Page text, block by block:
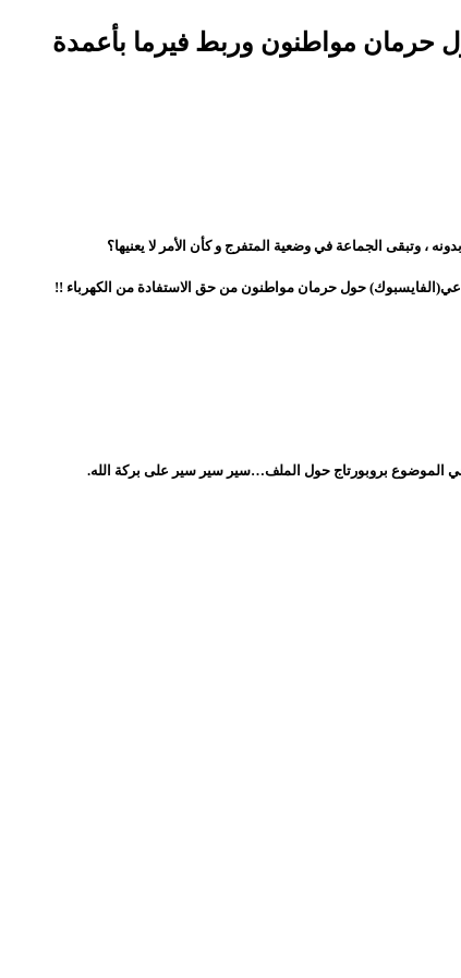
مواطنون وربط فيرما بأعمدة
، وتبقى الجماعة في وضعية المتفرج و كأن الأمر لا يعنيها؟
حول حرمان مواطنون من حق الاستفادة من الكهرباء !!
الموضوع بروبورتاج حول الملف…سير سير سير على بركة الله.